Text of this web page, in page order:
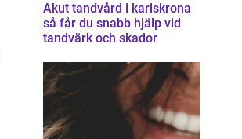
Akut tandvård i karlskrona
så får du snabb hjälp vid
tandvärk och skador